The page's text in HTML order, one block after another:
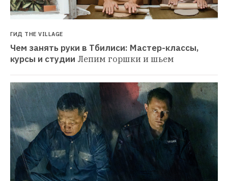
ГИД THE VILLAGE
Чем занять руки в Тбилиси: Мастер-классы,
курсы и студии Лепим горшки и шьем